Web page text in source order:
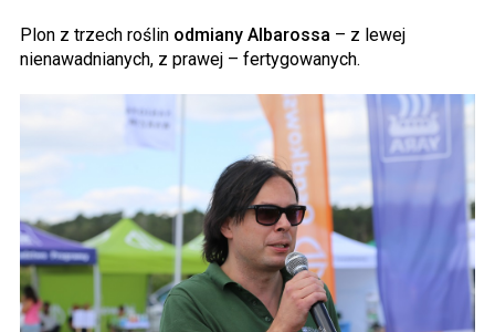
Plon z trzech roślin odmiany Albarossa – z lewej
nienawadnianych, z prawej – fertygowanych.